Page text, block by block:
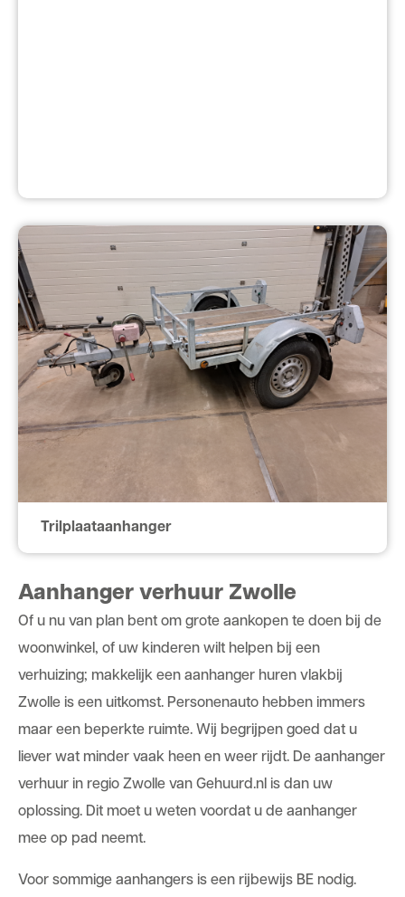
Trilplaataanhanger
Aanhanger verhuur Zwolle
Of u nu van plan bent om grote aankopen te doen bij de
woonwinkel, of uw kinderen wilt helpen bij een
verhuizing; makkelijk een aanhanger huren vlakbij
Zwolle is een uitkomst. Personenauto hebben immers
maar een beperkte ruimte. Wij begrijpen goed dat u
liever wat minder vaak heen en weer rijdt. De aanhanger
verhuur in regio Zwolle van Gehuurd.nl is dan uw
oplossing. Dit moet u weten voordat u de aanhanger
mee op pad neemt.
Voor sommige aanhangers is een rijbewijs BE nodig.